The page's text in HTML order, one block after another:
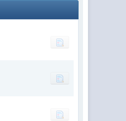
(18 декабря 2021 - 23:28 )